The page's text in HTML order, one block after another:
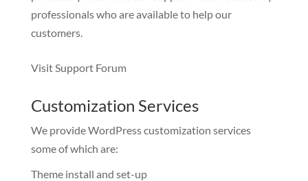
professionals who are available to help our
customers.
Visit Support Forum
Customization Services
We provide WordPress customization services
some of which are:
Theme install and set-up